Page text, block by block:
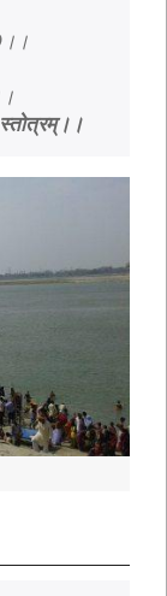
स्तोत्रम्।।